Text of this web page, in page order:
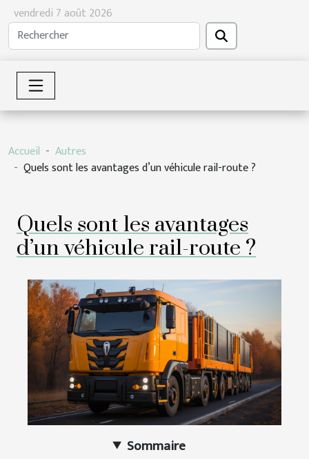
vendredi 7 août 2026
Accueil
Autres
Quels sont les avantages d’un véhicule rail-route ?
Quels sont les avantages
d’un véhicule rail-route ?
Sommaire